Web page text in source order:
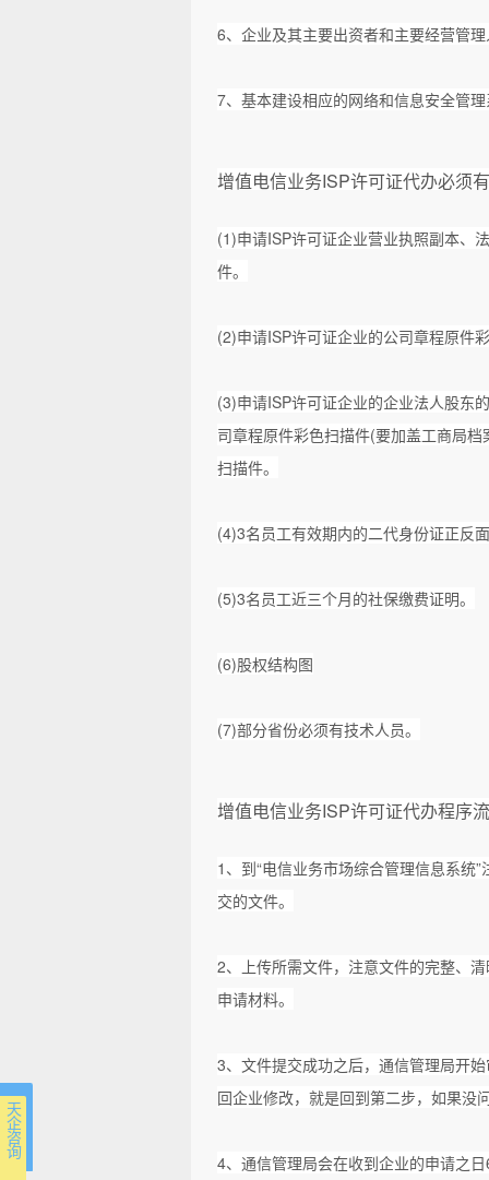
天 企 咨 询
6、企业及其主要出资者和主要经营管
7、基本建设相应的网络和信息安全管
增值电信业务ISP许可证代办必须
(1)申请ISP许可证企业营业执照副本、
件。
(2)申请ISP许可证企业的公司章程原件
(3)申请ISP许可证企业的企业法人股东
司章程原件彩色扫描件(要加盖工商局
扫描件。
(4)3名员工有效期内的二代身份证正反
(5)3名员工近三个月的社保缴费证明。
(6)股权结构图
(7)部分省份必须有技术人员。
增值电信业务ISP许可证代办程序
1、到“电信业务市场综合管理信息系统
交的文件。
2、上传所需文件，注意文件的完整、
申请材料。
3、文件提交成功之后，通信管理局开
回企业修改，就是回到第二步，如果没
4、通信管理局会在收到企业的申请之